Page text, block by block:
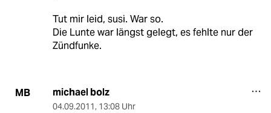
Tut mir leid, susi. War so.
Die Lunte war längst gelegt, es fehlte nur der
Zündfunke.
MB michael bolz
04.09.2011, 13:08 Uhr